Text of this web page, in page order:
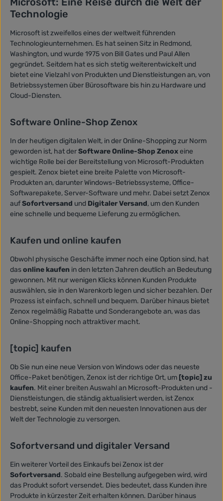
Technologie
Microsoft ist zweifellos eines der weltweit führenden
Technologieunternehmen. Es hat seinen Sitz in Redmond,
Washington, und wurde 1975 von Bill Gates und Paul Allen
gegründet. Seitdem hat es sich stetig weiterentwickelt und
bietet eine Vielzahl von Produkten und Dienstleistungen an, von
Betriebssystemen über Bürosoftware bis hin zu Hardware und
Cloud-Diensten.
Software Online-Shop Zenox
In der heutigen digitalen Welt, in der Online-Shopping zur Norm
geworden ist, hat derSoftware Online-Shop Zenoxeine
wichtige Rolle bei der Bereitstellung von Microsoft-Produkten
gespielt. Zenox bietet eine breite Palette von Microsoft-
Produkten an, darunter Windows-Betriebssysteme, Office-
Softwarepakete, Server-Software und mehr. Dabei setzt Zenox
aufSofortversand und Digitaler Versand, um den Kunden
eine schnelle und bequeme Lieferung zu ermöglichen.
Kaufen und online kaufen
Obwohl physische Geschäfte immer noch eine Option sind, hat
dasonline kaufen in den letzten Jahren deutlich an Bedeutung
gewonnen. Mit nur wenigen Klicks können Kunden Produkte
auswählen, sie in den Warenkorb legen und sicher bezahlen. Der
Prozess ist einfach, schnell und bequem. Darüber hinaus bietet
Zenox regelmäßig Rabatte und Sonderangebote an, was das
Online-Shopping noch attraktiver macht.
[topic] kaufen
Ob Sie nun eine neue Version von Windows oder das neueste
Office-Paket benötigen, Zenox ist der richtige Ort, um [topic] zu
kaufen. Mit einer breiten Auswahl an Microsoft-Produkten und -
Dienstleistungen, die ständig aktualisiert werden, ist Zenox
bestrebt, seine Kunden mit den neuesten Innovationen aus der
Welt der Technologie zu versorgen.
Sofortversand und digitaler Versand
Ein weiterer Vorteil des Einkaufs bei Zenox ist der
Sofortversand. Sobald eine Bestellung aufgegeben wird, wird
das Produkt sofort versendet. Dies bedeutet, dass Kunden ihre
Produkte in kürzester Zeit erhalten können. Darüber hinaus